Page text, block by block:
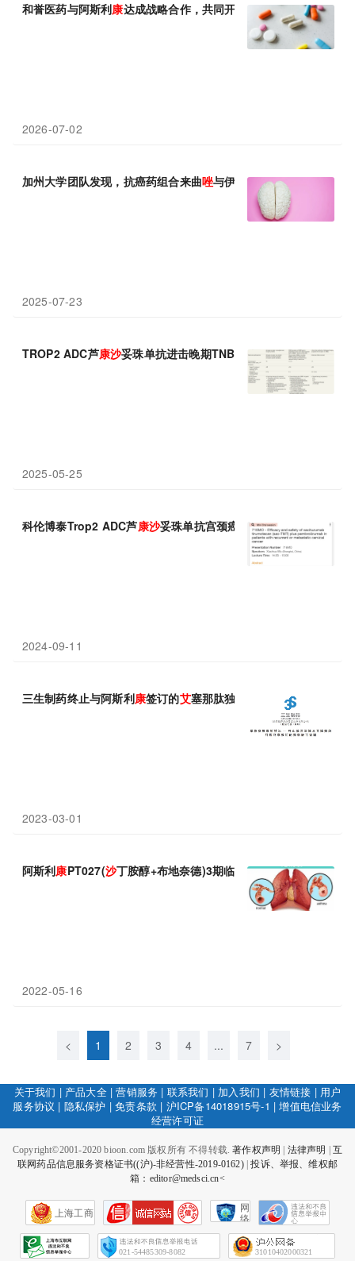
和誉医药与阿斯利康达成战略合作，共同开展同类首创口服PD-L1
2026-07-02
加州大学团队发现，抗癌药组合来曲唑与伊立替康或能治疗AD
2025-07-23
TROP2 ADC芦康沙妥珠单抗进击晚期TNBC一线治疗
2025-05-25
科伦博泰Trop2 ADC芦康沙妥珠单抗宫颈癌临床数据亮相ESMO
2024-09-11
三生制药终止与阿斯利康签订的艾塞那肽独家许可协议
2023-03-01
阿斯利康PT027(沙丁胺醇+布地奈德)3期临床：作为按需抢救药物
2022-05-16
< 1 2 3 4 ... 7 >
关于我们 | 产品大全|营销服务 | 联系我们 | 加入我们 | 友情链接 | 用户
服务协议 | 隐私保护 |免责条款 | 沪ICP备14018915号-1 |增值电信业务
经营许可证
Copyright©2001-2020 bioon.com 版权所有 不得转载.著作权声明 法律声明
互
联网药品信息服务资格证书((沪)-非经营性-2019-0162)|投诉、举报、维权邮
箱：editor@medsci.cn<
上海工商
网
络
会
征
021-54485309-8082 31010402000321